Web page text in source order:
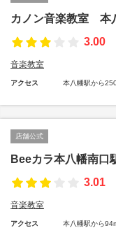
カノン音楽教室 本
3.00
音楽教室
アクセス 本八幡駅から
店舗公式
Beeカラ本八幡南口
3.01
音楽教室
アクセス 本八幡駅から